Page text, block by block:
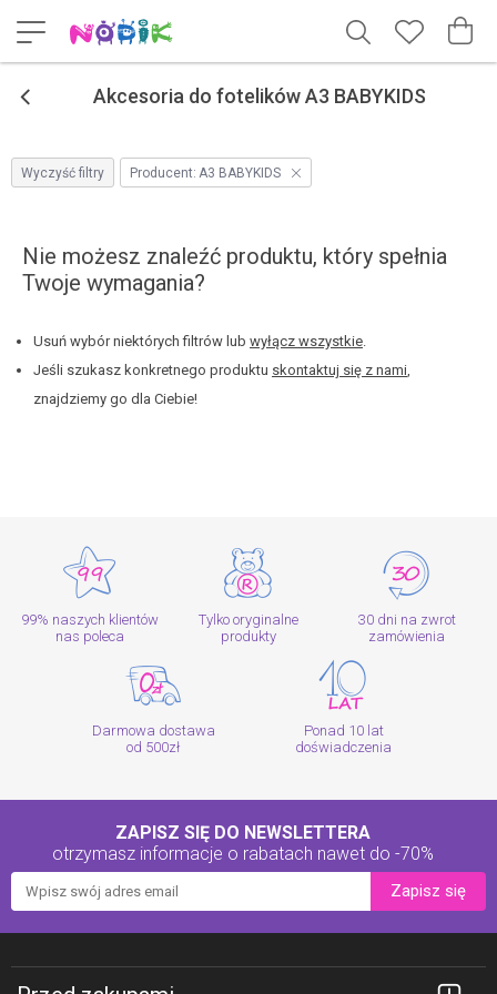
< Akcesoria do fotelików A3 BABYKIDS
Wyczyść filtry Producent: A3 BABYKIDS
Nie możesz znaleźć produktu, który spełnia
Twoje wymagania?
Usuń wybór niektórych filtrów lub wyłącz wszystkie.
Jeśli szukasz konkretnego produktu skontaktuj się z nami,
znajdziemy go dla Ciebie!
99% naszych klientów
nas poleca
Tylko oryginalne
produkty
30 dni na zwrot
zamówienia
Darmowa dostawa
od 500zł
Ponad 10 lat
doświadczenia
ZAPISZ SIĘ DO NEWSLETTERA
otrzymasz informacje o rabatach nawet do -70%
Zapisz się